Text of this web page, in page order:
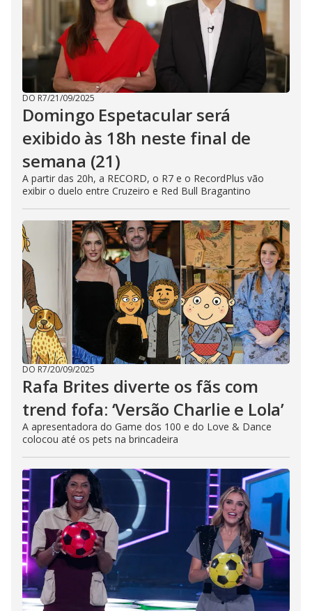
DO R7/21/09/2025
Domingo Espetacular será
exibido às 18h neste final de
semana (21)
A partir das 20h, a RECORD, o R7 e o RecordPlus vão
exibir o duelo entre Cruzeiro e Red Bull Bragantino
DO R7/20/09/2025
Rafa Brites diverte os fãs com
trend fofa: ‘Versão Charlie e Lola’
A apresentadora do Game dos 100 e do Love & Dance
colocou até os pets na brincadeira